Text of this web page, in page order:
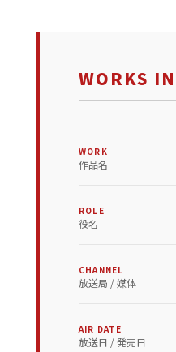
WORKS
WORK
作品名
ROLE
役名
CHANNEL
放送局 / 媒体
AIR DATE
放送日 / 発売日